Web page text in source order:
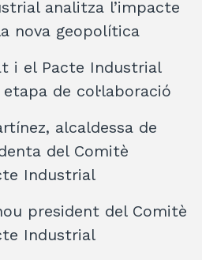
analitza l’impacte
nova geopolítica
i el Pacte Industrial
de col·laboració
alcaldessa de
del Comitè
Industrial
president del Comitè
Industrial